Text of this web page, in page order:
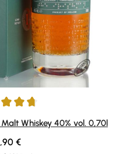
von 4.69 von 5 Sternen
Whiskey 40% vol. 0,70l
Preis:
€